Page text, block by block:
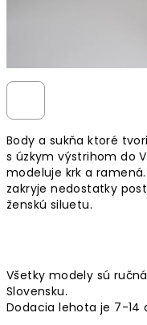
Body a sukňa ktoré
s úzkym výstrihom do
modeluje krk a
zakryje nedostatky
ženskú siluetu.
Všetky modely sú
Slovensku.
Dodacia lehota je 7-14